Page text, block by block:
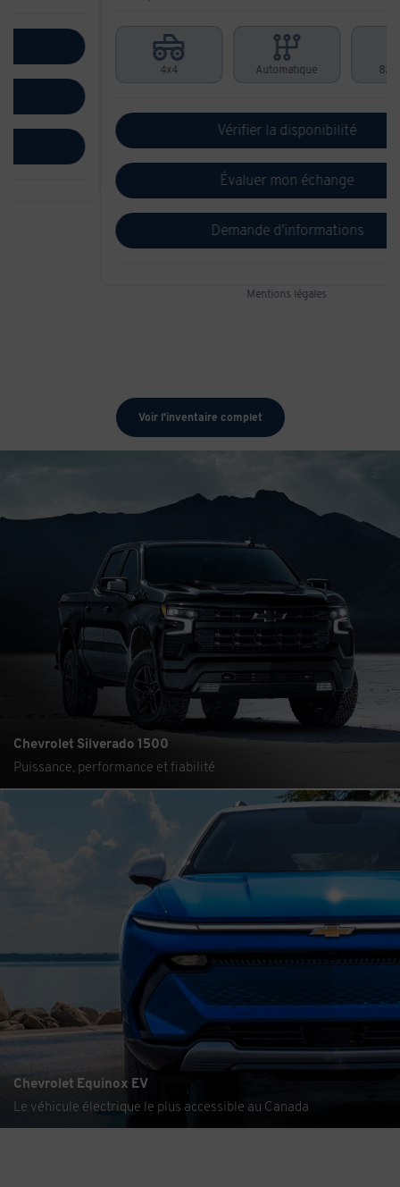
Automatique 82 232 km
Vérifier la disponibilité
Évaluer mon échange
Demande d'informations
Voir l'inventaire complet
Chevrolet Silverado 1500
Puissance, performance et fiabilité
Chevrolet Equinox EV
Le véhicule électrique le plus accessible au Canada